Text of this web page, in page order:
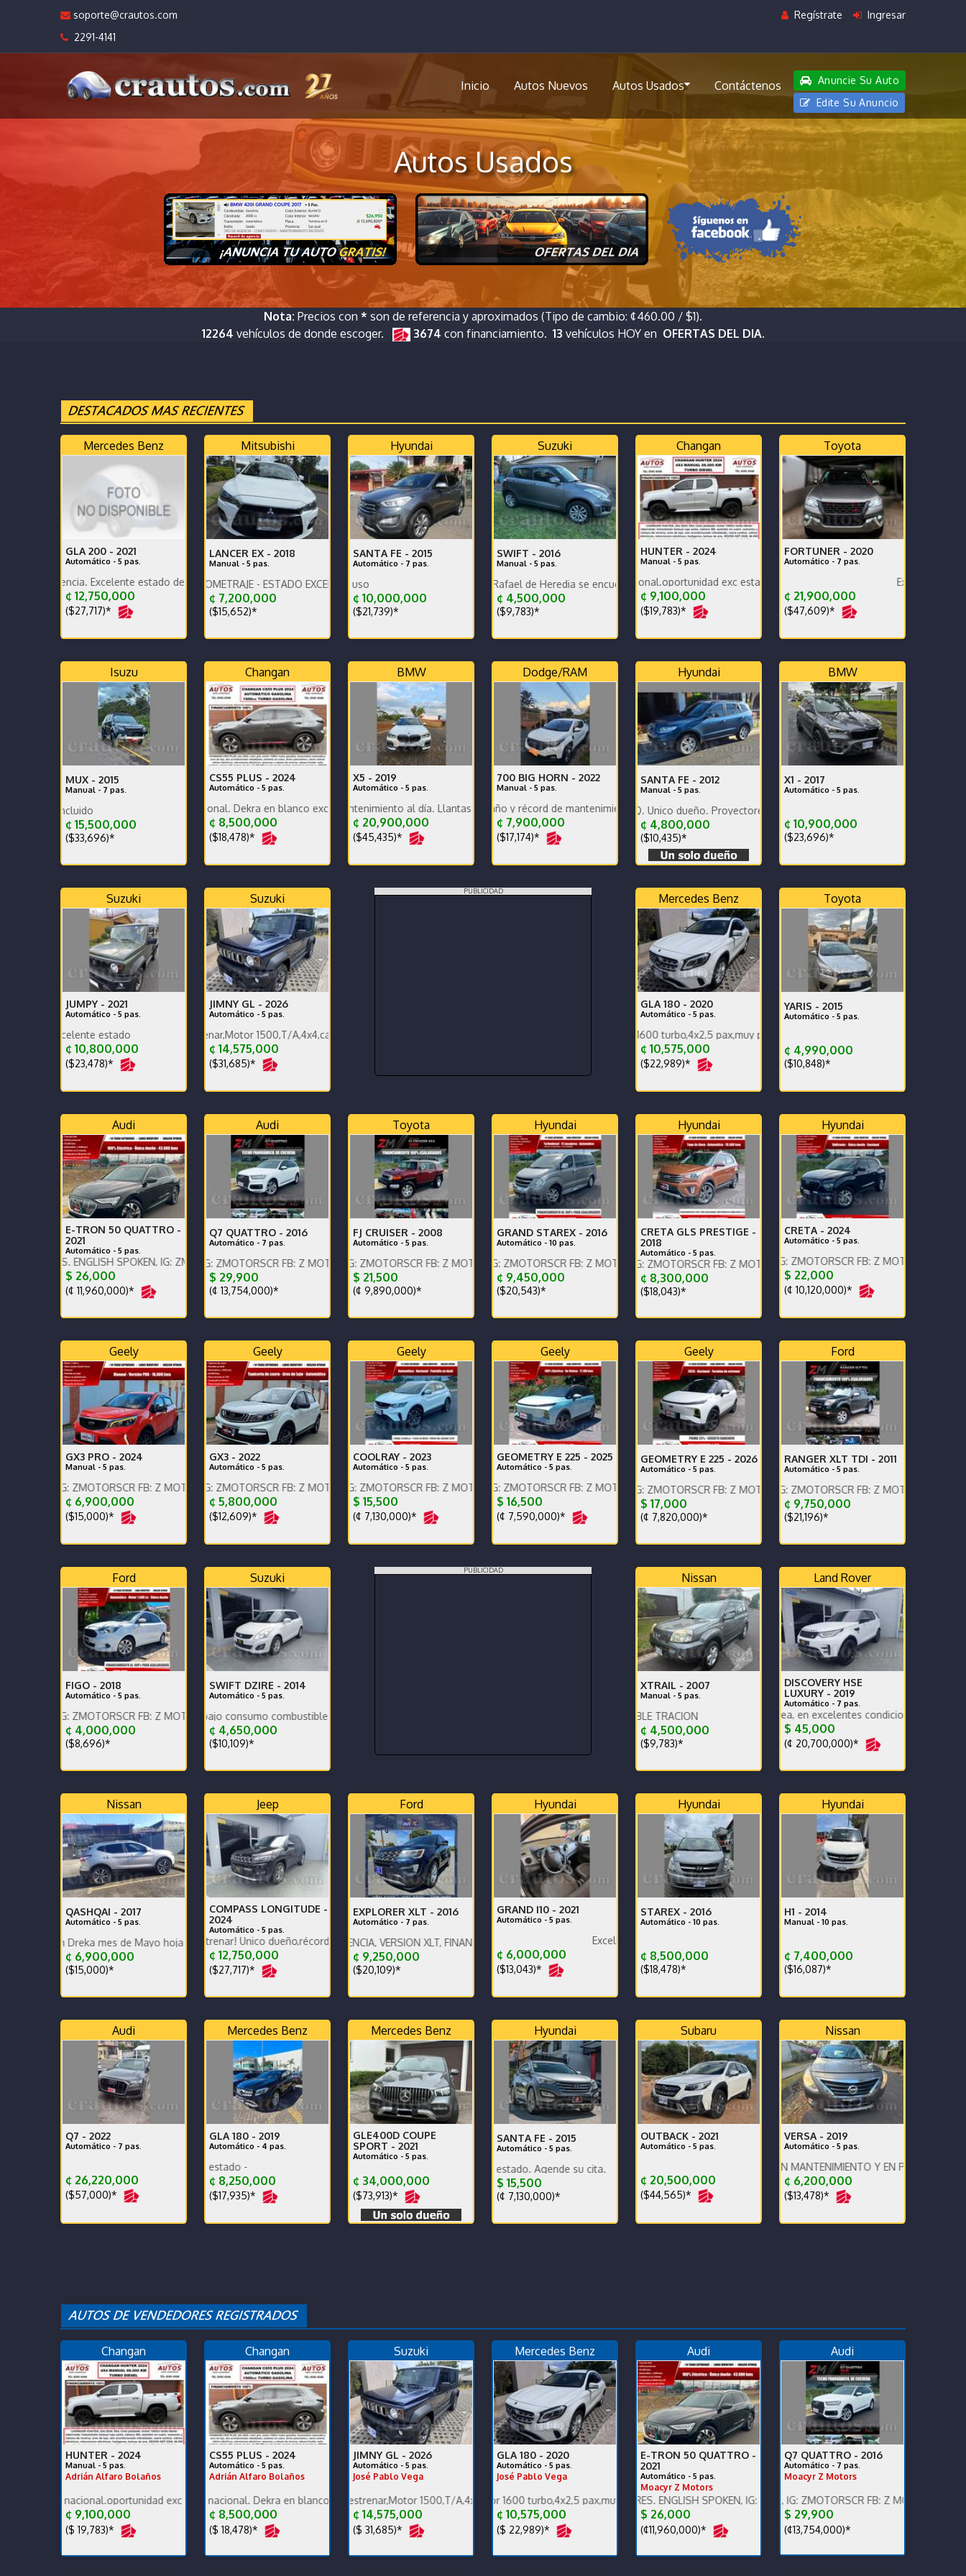
soporte@crautos.com
2291-4141
Regístrate Ingresar
Inicio Autos Nuevos Autos Usados Contáctenos
Anuncie Su Auto
Edite Su Anuncio
Autos Usados
Nota: Precios con * son de referencia y aproximados (Tipo de cambio: ¢460.00 / $1).
12264 vehículos de donde escoger. 3674 con financiamiento. 13 vehículos HOY en OFERTAS DEL DIA.
Mercedes Benz
GLA 200 - 2021
Automático - 5 pas.
Excelente estado de pintura. Precio negociable.
¢ 12,750,000
($27,717)*
Mitsubishi
LANCER EX - 2018
Manual - 5 pas.
CAR PLAY - POCO KILOMETRAJE - ESTADO EXCELENTE -
¢ 7,200,000
($15,652)*
Hyundai
SANTA FE - 2015
Automático - 7 pas.
Se vende por falta de uso
¢ 10,000,000
($21,739)*
Suzuki
SWIFT - 2016
Manual - 5 pas.
Se encuentra en San Rafael de Heredia se encuentra en excelente estado SE RECIBE
¢ 4,500,000
($9,783)*
Changan
HUNTER - 2024
Manual - 5 pas.
Poco KM, versión nacional.oportunidad exc estado carrocería y mecánica, un dueño, ganga,
¢ 9,100,000
($19,783)*
Toyota
FORTUNER - 2020
Automático - 7 pas.
Excelente estado extras
¢ 21,900,000
($47,609)*
Isuzu
MUX - 2015
Manual - 7 pas.
Precio con traspaso incluido
¢ 15,500,000
($33,696)*
Changan
CS55 PLUS - 2024
Automático - 5 pas.
Poco KM, versión nacional. Dekra en blanco exc estado carrocería y mecánica, un dueño, ganga, financ
¢ 8,500,000
($18,478)*
BMW
X5 - 2019
Automático - 5 pas.
Excelente estado. Mantenimiento al día. Llantas vientiuno doble medida. Unico dueño
¢ 20,900,000
($45,435)*
Dodge/RAM
700 BIG HORN - 2022
Manual - 5 pas.
Dekra al día por dos año y récord de mantenimientos de agencia s.
¢ 7,900,000
($17,174)*
Hyundai
SANTA FE - 2012
Manual - 5 pas.
Comprado en Grupo Q. Único dueño. Proyectores Biled. Pantalla Pioneer y cámara de reversa
¢ 4,800,000
($10,435)*
BMW
X1 - 2017
Automático - 5 pas.
¢ 10,900,000
($23,696)*
Suzuki
JUMPY - 2021
Automático - 5 pas.
Record de agencia Excelente estado
¢ 10,800,000
($23,478)*
Suzuki
JIMNY GL - 2026
Automático - 5 pas.
2026 termine de estrenar,Motor 1500,T/A,4x4,carplay,alfombras bandeja,pocos km.
¢ 14,575,000
($31,685)*
PUBLICIDAD
Mercedes Benz
GLA 180 - 2020
Automático - 5 pas.
Única dueña,Motor 1600 turbo,4x2,5 pax,muy poco km 65000 km,súper cuidado.
¢ 10,575,000
($22,989)*
Toyota
YARIS - 2015
Automático - 5 pas.
¢ 4,990,000
($10,848)*
Audi
E-TRON 50 QUATTRO -
2021
Automático - 5 pas.
ENGLISH SPOKEN, IG: ZMOTORSCR FB: Z MOTORS. Contáctenos x WhatsApp.
$ 26,000
(¢ 11,960,000)*
Audi
Q7 QUATTRO - 2016
Automático - 7 pas.
ENGLISH SPOKEN, IG: ZMOTORSCR FB: Z MOTORS. Contáctenos x WhatsApp.
$ 29,900
(¢ 13,754,000)*
Toyota
FJ CRUISER - 2008
Automático - 5 pas.
ENGLISH SPOKEN, IG: ZMOTORSCR FB: Z MOTORS. Contáctenos x WhatsApp.
$ 21,500
(¢ 9,890,000)*
Hyundai
GRAND STAREX - 2016
Automático - 10 pas.
ENGLISH SPOKEN, IG: ZMOTORSCR FB: Z MOTORS. Contáctenos x WhatsApp.
¢ 9,450,000
($20,543)*
Hyundai
CRETA GLS PRESTIGE -
2018
Automático - 5 pas.
ENGLISH SPOKEN, IG: ZMOTORSCR FB: Z MOTORS. Contáctenos x WhatsApp.
¢ 8,300,000
($18,043)*
Hyundai
CRETA - 2024
Automático - 5 pas.
ENGLISH SPOKEN, IG: ZMOTORSCR FB: Z MOTORS. Contáctenos x
$ 22,000
(¢ 10,120,000)*
Geely
GX3 PRO - 2024
Manual - 5 pas.
IG: ZMOTORSCR FB: Z MOTORS. Contáctenos x WhatsApp.
¢ 6,900,000
($15,000)*
Geely
GX3 - 2022
Automático - 5 pas.
ENGLISH SPOKEN, IG: ZMOTORSCR FB: Z MOTORS. Contáctenos x WhatsApp.
¢ 5,800,000
($12,609)*
Geely
COOLRAY - 2023
Automático - 5 pas.
ENGLISH SPOKEN, IG: ZMOTORSCR FB: Z MOTORS. Contáctenos x WhatsApp.
$ 15,500
(¢ 7,130,000)*
Geely
GEOMETRY E 225 - 2025
Automático - 5 pas.
ENGLISH SPOKEN, IG: ZMOTORSCR FB: Z MOTORS. Contáctenos x WhatsApp.
$ 16,500
(¢ 7,590,000)*
Geely
GEOMETRY E 225 - 2026
Automático - 5 pas.
ENGLISH SPOKEN, IG: ZMOTORSCR FB: Z MOTORS. Contáctenos x WhatsApp.
$ 17,000
(¢ 7,820,000)*
Ford
RANGER XLT TDI - 2011
Automático - 5 pas.
ENGLISH SPOKEN, IG: ZMOTORSCR FB: Z MOTORS. Contáctenos x
¢ 9,750,000
($21,196)*
Ford
FIGO - 2018
Automático - 5 pas.
IG: ZMOTORSCR FB: Z MOTORS. Contáctenos x WhatsApp.
¢ 4,000,000
($8,696)*
Suzuki
SWIFT DZIRE - 2014
Automático - 5 pas.
Nacional, bajo km, bajo consumo combustible.
¢ 4,650,000
($10,109)*
PUBLICIDAD
Nissan
XTRAIL - 2007
Manual - 5 pas.
SUPER ENTERO DOBLE TRACION
¢ 4,500,000
($9,783)*
Land Rover
DISCOVERY HSE
LUXURY - 2019
Automático - 7 pas.
Paquete tope de línea, en excelentes condiciones generales.
$ 45,000
(¢ 20,700,000)*
Nissan
QASHQAI - 2017
Automático - 5 pas.
Dreka mes de Mayo hoja en Blanco
¢ 6,900,000
($15,000)*
Jeep
COMPASS LONGITUDE -
2024
Automático - 5 pas.
Para terminar de estrenar! Único dueño,récord mant agencia,muy bajo km. Financiamiento disponible.
¢ 12,750,000
($27,717)*
Ford
EXPLORER XLT - 2016
Automático - 7 pas.
COMPRADO EN AGENCIA, VERSION XLT, FINANCIAMIENTO CON BANCO PROMERICA
¢ 9,250,000
($20,109)*
Hyundai
GRAND I10 - 2021
Automático - 5 pas.
Excelente estado
¢ 6,000,000
($13,043)*
Hyundai
STAREX - 2016
Automático - 10 pas.
¢ 8,500,000
($18,478)*
Hyundai
H1 - 2014
Manual - 10 pas.
¢ 7,400,000
($16,087)*
Audi
Q7 - 2022
Automático - 7 pas.
¢ 26,220,000
($57,000)*
Mercedes Benz
GLA 180 - 2019
Automático - 4 pas.
¢ 8,250,000
($17,935)*
Mercedes Benz
GLE400D COUPE
SPORT - 2021
Automático - 5 pas.
¢ 34,000,000
($73,913)*
Hyundai
SANTA FE - 2015
Automático - 5 pas.
Poco km. Excelente estado. Agende su cita.
$ 15,500
(¢ 7,130,000)*
Subaru
OUTBACK - 2021
Automático - 5 pas.
¢ 20,500,000
($44,565)*
Nissan
VERSA - 2019
Automático - 5 pas.
VEHICULO CON BUEN MANTENIMIENTO Y EN PERFECTO ESTADO
¢ 6,200,000
($13,478)*
Changan
HUNTER - 2024
Manual - 5 pas.
Adrián Alfaro Bolaños
nacional.oportunidad exc estado carrocería y mecánica, un dueño, ganga, financiamos
¢ 9,100,000
($ 19,783)*
Changan
CS55 PLUS - 2024
Automático - 5 pas.
Adrián Alfaro Bolaños
Poco KM, versión nacional. Dekra en blanco exc estado carrocería y mecánica, un dueño, ganga, financ
¢ 8,500,000
($ 18,478)*
Suzuki
JIMNY GL - 2026
Automático - 5 pas.
José Pablo Vega
2026 termine de estrenar,Motor 1500,T/A,4x4,carplay,alfombras bandeja,pocos km.
¢ 14,575,000
($ 31,685)*
Mercedes Benz
GLA 180 - 2020
Automático - 5 pas.
José Pablo Vega
Única dueña,Motor 1600 turbo,4x2,5 pax,muy poco km 65000 km,súper cuidado.
¢ 10,575,000
($ 22,989)*
Audi
E-TRON 50 QUATTRO -
2021
Automático - 5 pas.
Moacyr Z Motors
PRECIO EN DOLARES. ENGLISH SPOKEN, IG: ZMOTORSCR FB: Z MOTORS. Contáctenos x
$ 26,000
(¢11,960,000)*
Audi
Q7 QUATTRO - 2016
Automático - 7 pas.
Moacyr Z Motors
ENGLISH SPOKEN, IG: ZMOTORSCR FB: Z MOTORS. Contáctenos x
$ 29,900
(¢13,754,000)*